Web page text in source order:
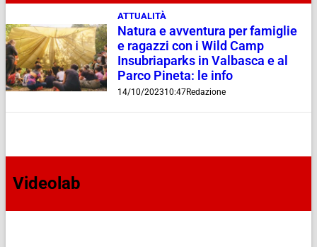
ATTUALITÀ
Natura e avventura per famiglie
e ragazzi con i Wild Camp
Insubriaparks in Valbasca e al
Parco Pineta: le info
14/10/202310:47Redazione
Videolab